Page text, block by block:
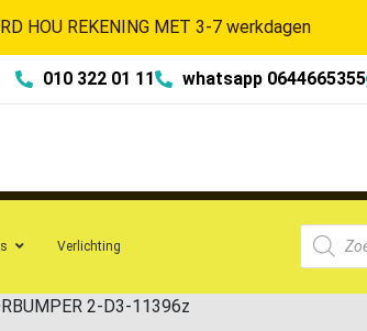
HOU REKENING MET 3-7 werkdagen
010 322 01 11 whatsapp 0644665355
Verlichting
2-D3-11396z